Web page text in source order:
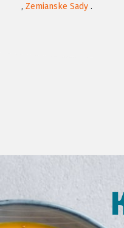
, Zemianske Sady .